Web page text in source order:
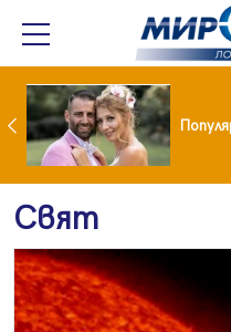
Водата от чешмата често е по-добра от бутилираната
Свят